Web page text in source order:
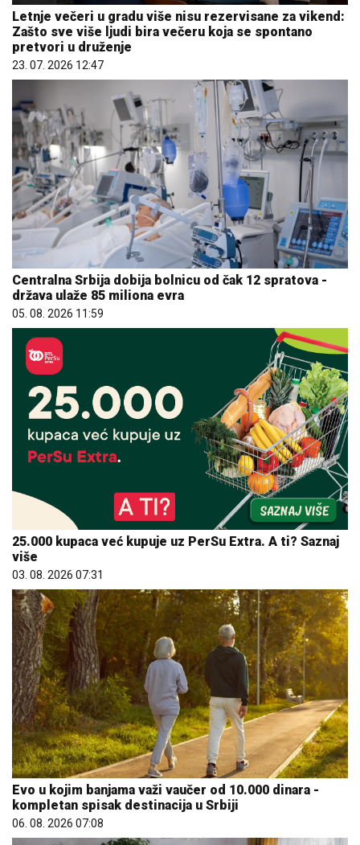
Letnje večeri u gradu više nisu rezervisane za vikend:
Zašto sve više ljudi bira večeru koja se spontano
pretvori u druženje
23. 07. 2026 12:47
Centralna Srbija dobija bolnicu od čak 12 spratova -
država ulaže 85 miliona evra
05. 08. 2026 11:59
25.000 kupaca već kupuje uz PerSu Extra. A ti? Saznaj
više
03. 08. 2026 07:31
Evo u kojim banjama važi vaučer od 10.000 dinara -
kompletan spisak destinacija u Srbiji
06. 08. 2026 07:08